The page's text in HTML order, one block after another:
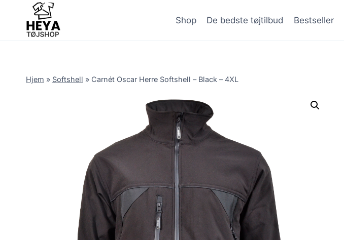
content
Shop De bedste tøjtilbud Bestseller
Hjem » Softshell » Carnét Oscar Herre Softshell – Black – 4XL